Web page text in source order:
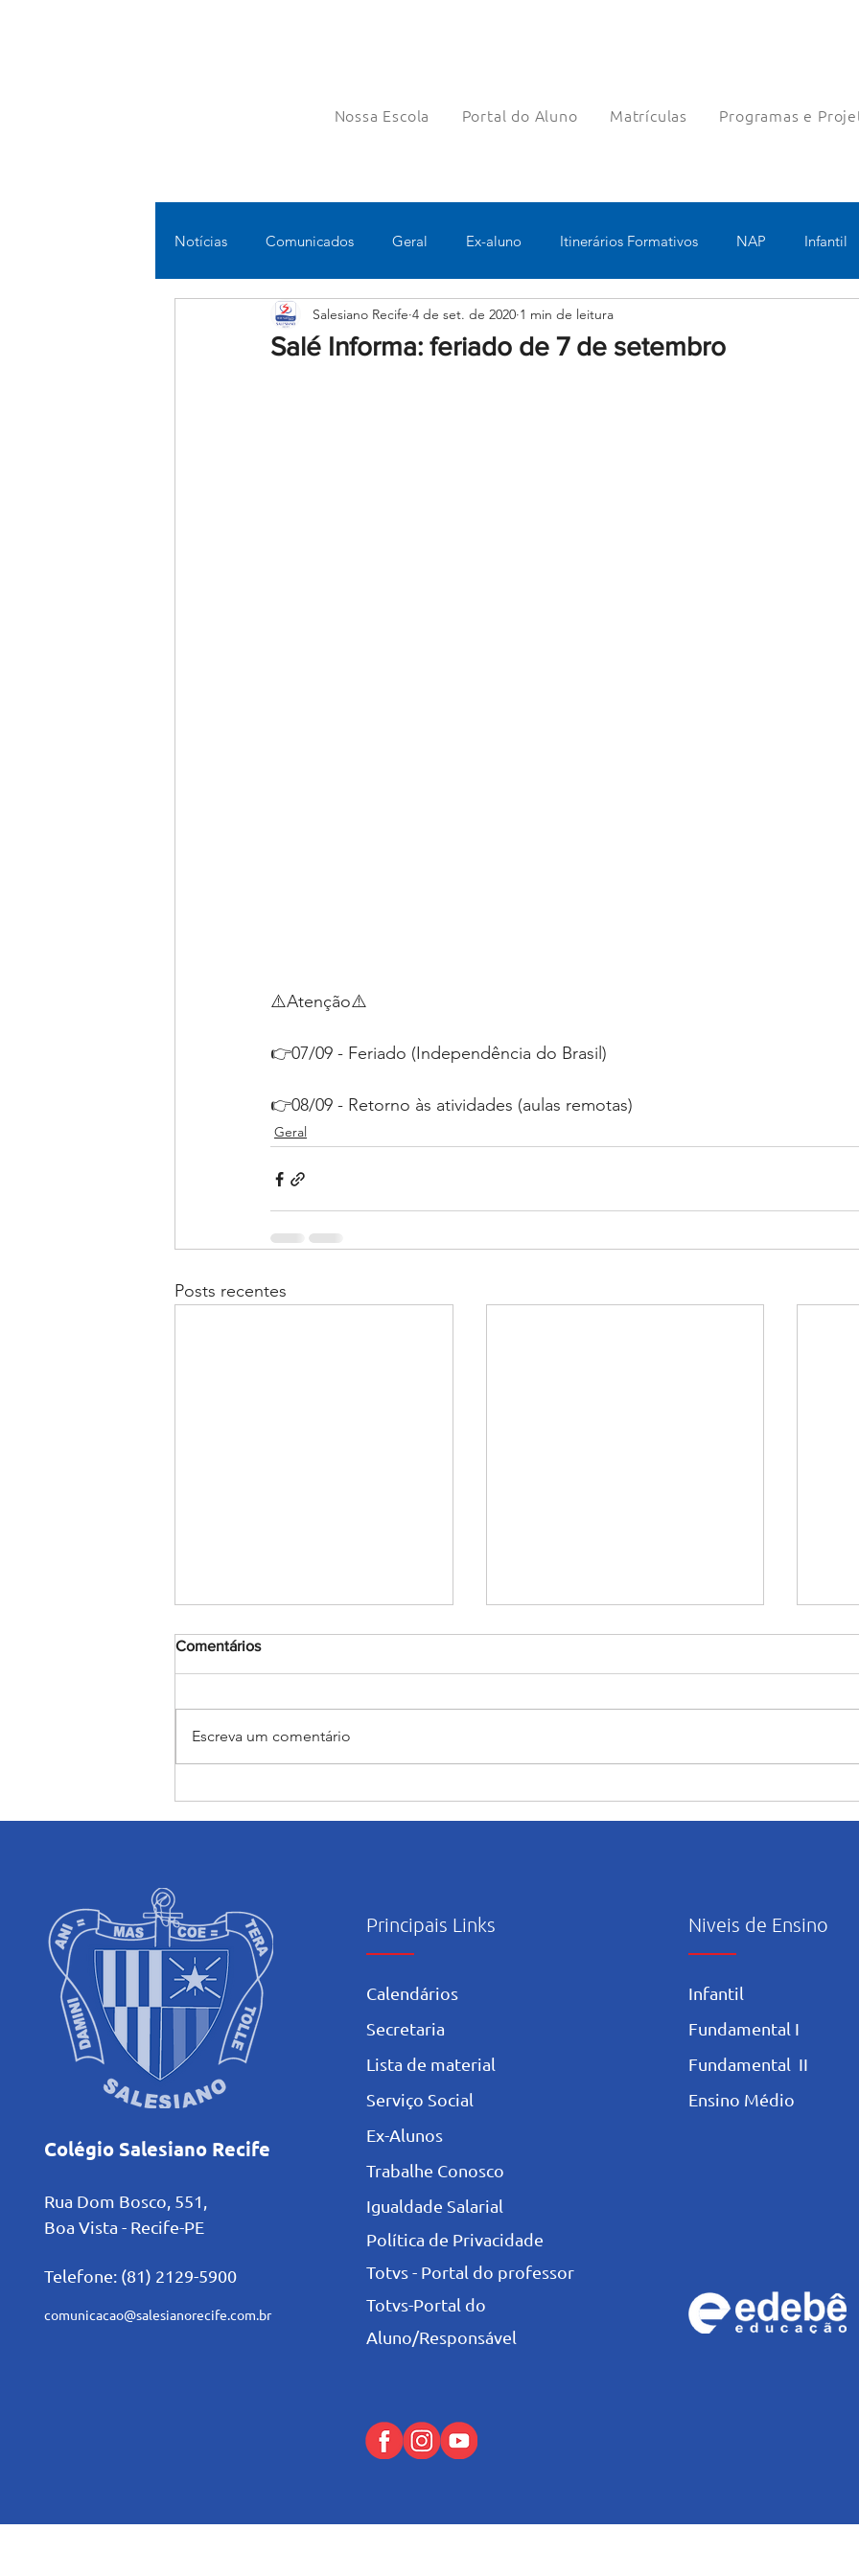
Nossa Escola Portal do Aluno Matrículas Programas e
Notícias Comunicados Geral Ex-aluno Itinerários Formativos NAP Infantil
Fundamental II Ensino Médio Pastoral Esportes
Salé Informa: feriado de 7 de setembro
Salesiano Recife 4 de set. de 2020 1 min de leitura
⚠️Atenção⚠️
👉07/09 - Feriado (Independência do Brasil)
👉08/09 - Retorno às atividades (aulas remotas)
Geral
Posts recentes
Comentários
Escreva um comentário
Colégio Salesiano Recife
Rua Dom Bosco, 551,
Boa Vista - Recife-PE
Telefone: (81) 2129-5900
comunicacao@salesianorecife.com.br
Principais Links
Calendários
Secretaria
L ista de material
Serviço Social
Ex-Alunos
Trabalhe Conosco
Igualdade Salarial
Política de Privacidade
Totvs - Portal do professor
Totvs-Portal do
Aluno/Responsável
Niveis de Ensino
Infantil
Fundamental I
Fundamental II
Ensino Médio